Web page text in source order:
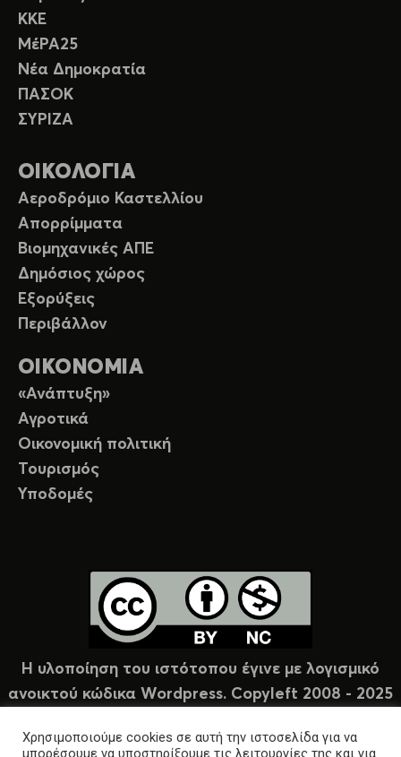
ΚΚΕ
ΜέΡΑ25
Νέα Δημοκρατία
ΠΑΣΟΚ
ΣΥΡΙΖΑ
ΟΙΚΟΛΟΓΙΑ
Αεροδρόμιο Καστελλίου
Απορρίμματα
Βιομηχανικές ΑΠΕ
Δημόσιος χώρος
Εξορύξεις
Περιβάλλον
ΟΙΚΟΝΟΜΙΑ
«Ανάπτυξη»
Αγροτικά
Οικονομική πολιτική
Τουρισμός
Υποδομές
Η υλοποίηση του ιστότοπου έγινε με λογισμικό
ανοικτού κώδικα Wordpress. Copyleft 2008 - 2025
Χρησιμοποιούμε cookies σε αυτή την ιστοσελίδα για να
μπορέσουμε να υποστηρίξουμε τις λειτουργίες της και για